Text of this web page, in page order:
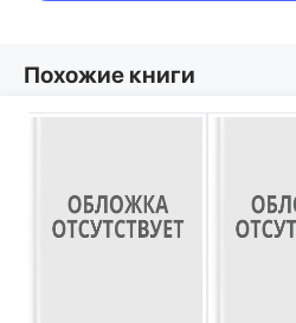
Похожие книги